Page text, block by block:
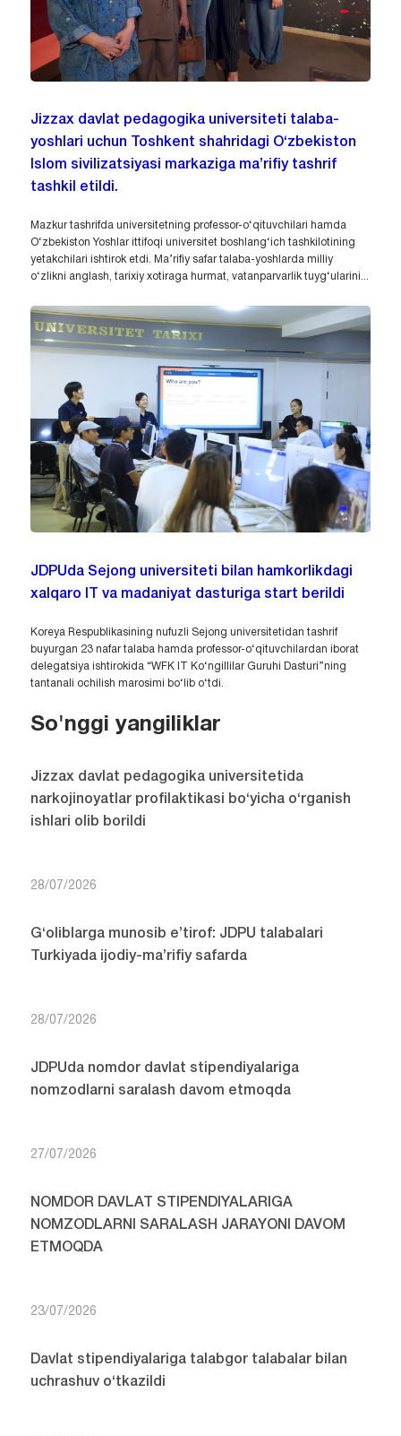
Jizzax davlat pedagogika universiteti talaba-
yoshlari uchun Toshkent shahridagi O‘zbekiston
Islom sivilizatsiyasi markaziga ma’rifiy tashrif
tashkil etildi.
Mazkur tashrifda universitetning professor-o‘qituvchilari hamda
O‘zbekiston Yoshlar ittifoqi universitet boshlang‘ich tashkilotining
yetakchilari ishtirok etdi. Ma’rifiy safar talaba-yoshlarda milliy
o‘zlikni anglash, tarixiy xotiraga hurmat, vatanparvarlik tuyg‘ularini...
JDPUda Sejong universiteti bilan hamkorlikdagi
xalqaro IT va madaniyat dasturiga start berildi
Koreya Respublikasining nufuzli Sejong universitetidan tashrif
buyurgan 23 nafar talaba hamda professor-o‘qituvchilardan iborat
delegatsiya ishtirokida “WFK IT Ko‘ngillilar Guruhi Dasturi”ning
tantanali ochilish marosimi bo‘lib o‘tdi.
So'nggi yangiliklar
Jizzax davlat pedagogika universitetida
narkojinoyatlar profilaktikasi bo‘yicha o‘rganish
ishlari olib borildi
28/07/2026
G‘oliblarga munosib e’tirof: JDPU talabalari
Turkiyada ijodiy-ma’rifiy safarda
28/07/2026
JDPUda nomdor davlat stipendiyalariga
nomzodlarni saralash davom etmoqda
27/07/2026
NOMDOR DAVLAT STIPENDIYALARIGA
NOMZODLARNI SARALASH JARAYONI DAVOM
ETMOQDA
23/07/2026
Davlat stipendiyalariga talabgor talabalar bilan
uchrashuv o‘tkazildi